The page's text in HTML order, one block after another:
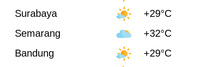
Surabaya
+29°C
Semarang
+32°C
Bandung
+29°C